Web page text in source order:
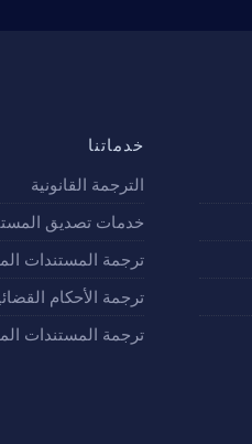
خدماتنا
الترجمة القانونية
خدمات تصديق
ترجمة المستندات
ترجمة الأحكام
ترجمة المستندات